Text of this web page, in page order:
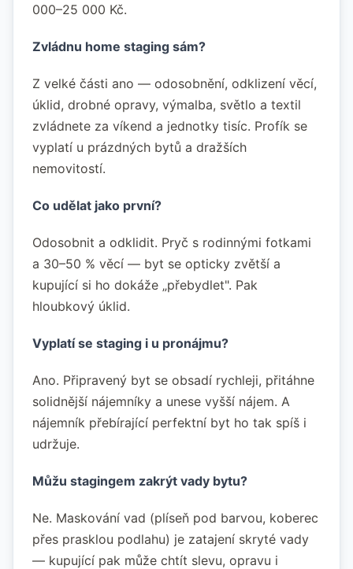
000–25 000 Kč.
Zvládnu home staging sám?
Z velké části ano — odosobnění, odklizení věcí,
úklid, drobné opravy, výmalba, světlo a textil
zvládnete za víkend a jednotky tisíc. Profík se
vyplatí u prázdných bytů a dražších
nemovitostí.
Co udělat jako první?
Odosobnit a odklidit. Pryč s rodinnými fotkami
a 30–50 % věcí — byt se opticky zvětší a
kupující si ho dokáže „přebydlet". Pak
hloubkový úklid.
Vyplatí se staging i u pronájmu?
Ano. Připravený byt se obsadí rychleji, přitáhne
solidnější nájemníky a unese vyšší nájem. A
nájemník přebírající perfektní byt ho tak spíš i
udržuje.
Můžu stagingem zakrýt vady bytu?
Ne. Maskování vad (plíseň pod barvou, koberec
přes prasklou podlahu) je zatajení skryté vady
— kupující pak může chtít slevu, opravu i